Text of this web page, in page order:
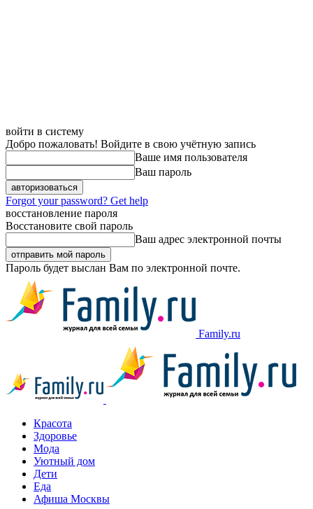
войти в систему
Добро пожаловать! Войдите в свою учётную запись
Ваше имя пользователя
Ваш пароль
Forgot your password? Get help
восстановление пароля
Восстановите свой пароль
Ваш адрес электронной почты
Пароль будет выслан Вам по электронной почте.
Family.ru
Красота
Здоровье
Мода
Уютный дом
Дети
Еда
Афиша Москвы